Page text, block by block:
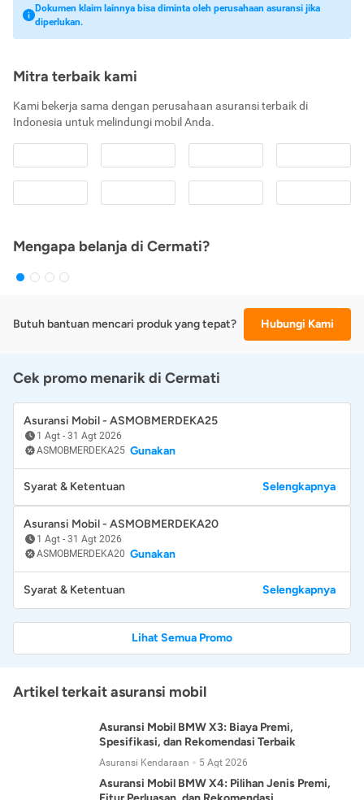
Dokumen klaim lainnya bisa diminta oleh perusahaan asuransi jika
diperlukan.
Mitra terbaik kami
Kami bekerja sama dengan perusahaan asuransi terbaik di
Indonesia untuk melindungi mobil Anda.
Mengapa belanja di Cermati?
Butuh bantuan mencari produk yang tepat? Hubungi Kami
Cek promo menarik di Cermati
Asuransi Mobil - ASMOBMERDEKA25
1 Agt - 31 Agt 2026
ASMOBMERDEKA25 Gunakan
Syarat & Ketentuan Selengkapnya
Asuransi Mobil - ASMOBMERDEKA20
1 Agt - 31 Agt 2026
ASMOBMERDEKA20 Gunakan
Syarat & Ketentuan Selengkapnya
Lihat Semua Promo
Artikel terkait asuransi mobil
Asuransi Mobil BMW X3: Biaya Premi,
Spesifikasi, dan Rekomendasi Terbaik
Asuransi Kendaraan 5 Agt 2026
Asuransi Mobil BMW X4: Pilihan Jenis Premi,